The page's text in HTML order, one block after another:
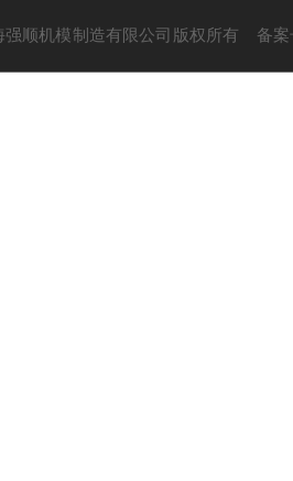
强顺机模制造有限公司版权所有 备